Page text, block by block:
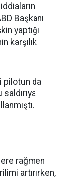
Başkanı
yaptığı
karşılık
pilotun da
rağmen
artırırken,